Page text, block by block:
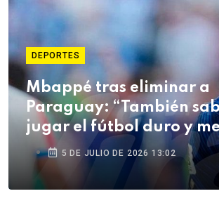
DEPORTES
Mbappé tras eliminar a
Paraguay: “También
jugar el fútbol duro y
en la pelea”
5 DE JULIO DE 2026 13:02